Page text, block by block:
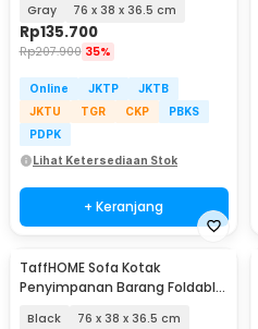
Gray 76 x 38 x 36.5 cm
Rp135.700
Rp207.900 35%
Online JKTP
JKTB
JKTU
TGR CKP
PBKS
PDPK
Lihat Ketersediaan Stok
+ Keranjang
TaffHOME Sofa Kotak
Penyimpanan Barang Foldable
Black 76 x 38 x 36.5 cm